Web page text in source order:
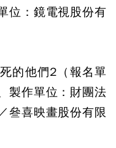
位：鏡電視股份有
的他們2（報名單
製作單位：財團法
叄喜映畫股份有限